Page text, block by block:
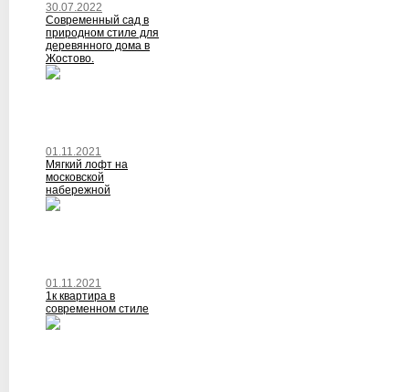
30.07.2022
Современный сад в
природном стиле для
деревянного дома в
Жостово.
01.11.2021
Мягкий лофт на
московской
набережной
01.11.2021
1к квартира в
современном стиле